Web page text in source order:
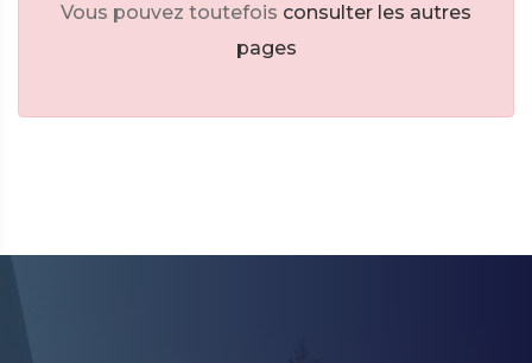
Vous pouvez toutefois consulter les autres
pages